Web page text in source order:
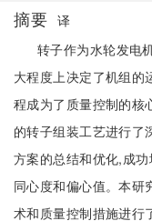
摘要 译
转子作为水轮发电
大程度上决定了机组的
程成为了质量控制的核
的转子组装工艺进行了
方案的总结和优化,成功
同心度和偏心值。本研
术和质量控制措施进行